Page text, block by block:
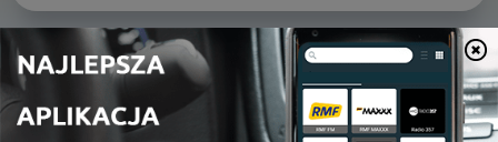
Odcinki
3 - Aqidatul Awwam matan 02